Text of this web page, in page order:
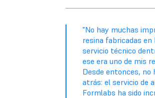
"No hay muchas
resina fabricadas en
servicio técnico
ese era uno de mis
Desde entonces, no
atrás: el servicio de
Formlabs ha sido